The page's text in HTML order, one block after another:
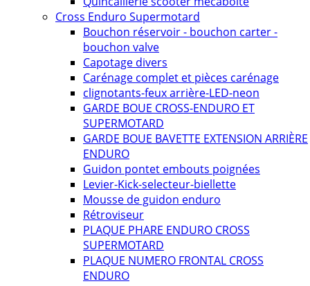
Cross Enduro Supermotard
Bouchon réservoir - bouchon carter -
bouchon valve
Capotage divers
Carénage complet et pièces carénage
clignotants-feux arrière-LED-neon
GARDE BOUE CROSS-ENDURO ET
SUPERMOTARD
GARDE BOUE BAVETTE EXTENSION ARRIÈRE
ENDURO
Guidon pontet embouts poignées
Levier-Kick-selecteur-biellette
Mousse de guidon enduro
Rétroviseur
PLAQUE PHARE ENDURO CROSS
SUPERMOTARD
PLAQUE NUMERO FRONTAL CROSS
ENDURO